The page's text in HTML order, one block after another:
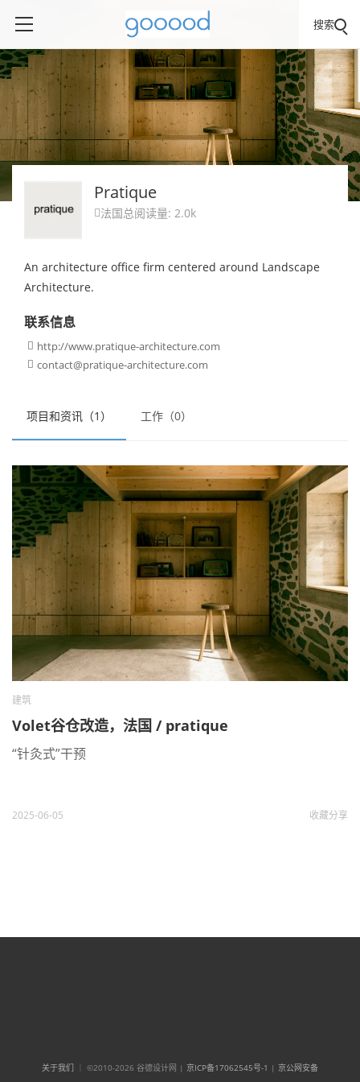
搜索
项目和资讯（1） 工作（0）
建筑
Volet谷仓改造，法国 / pratique
“针灸式”干预
2025-06-05 收藏分享
Pratique
 法国总阅读量: 2.0k
An architecture office firm centered around Landscape
Architecture.
联系信息
 http://www.pratique-architecture.com
 contact@pratique-architecture.com
关于我们 ｜ ©2010-2026 谷德设计网 | 京ICP备17062545号-1 | 京公网安备